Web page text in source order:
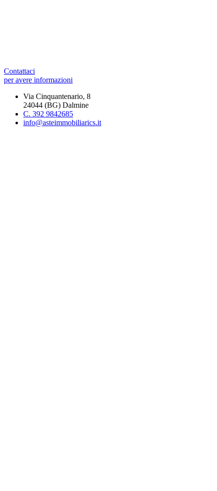
Contattaci
per avere informazioni
Via Cinquantenario, 8
24044 (BG) Dalmine
C. 392 9842685
info@asteimmobiliarics.it